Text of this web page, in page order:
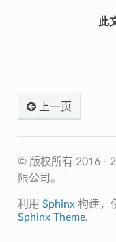
此
上一页
© 版权所有 2016 -
限公司。
利用 Sphinx构建，
Sphinx Theme.